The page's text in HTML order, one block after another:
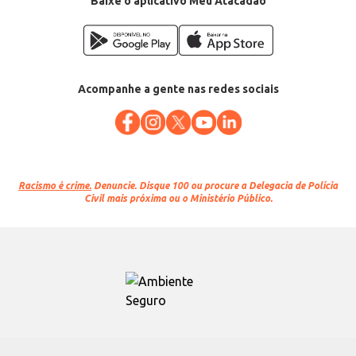
Acompanhe a gente nas redes sociais
Racismo é crime. Denuncie. Disque 100 ou procure a Delegacia de Polícia
Civil mais próxima ou o Ministério Público.